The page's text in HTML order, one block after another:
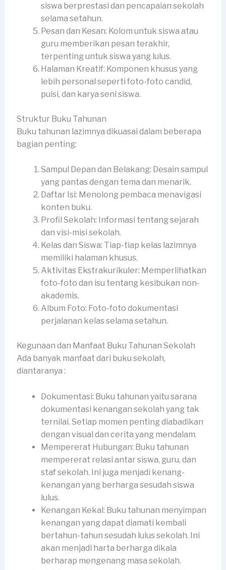
siswa berprestasi dan pencapaian sekolah
selama setahun.
Pesan dan Kesan: Kolom untuk siswa atau
guru memberikan pesan terakhir,
terpenting untuk siswa yang lulus.
Halaman Kreatif: Komponen khusus yang
lebih personal seperti foto-foto candid,
puisi, dan karya seni siswa.
Struktur Buku Tahunan
Buku tahunan lazimnya dikuasai dalam beberapa
bagian penting:
Sampul Depan dan Belakang: Desain sampul
yang pantas dengan tema dan menarik.
Daftar Isi: Menolong pembaca menavigasi
konten buku.
Profil Sekolah: Informasi tentang sejarah
dan visi-misi sekolah.
Kelas dan Siswa: Tiap-tiap kelas lazimnya
memiliki halaman khusus.
Aktivitas Ekstrakurikuler: Memperlihatkan
foto-foto dan isu tentang kesibukan non-
akademis.
Album Foto: Foto-foto dokumentasi
perjalanan kelas selama setahun.
Kegunaan dan Manfaat Buku Tahunan Sekolah
Ada banyak manfaat dari buku sekolah,
diantaranya :
Dokumentasi: Buku tahunan yaitu sarana
dokumentasi kenangan sekolah yang tak
ternilai. Setiap momen penting diabadikan
dengan visual dan cerita yang mendalam.
Mempererat Hubungan: Buku tahunan
mempererat relasi antar siswa, guru, dan
staf sekolah. Ini juga menjadi kenang-
kenangan yang berharga sesudah siswa
lulus.
Kenangan Kekal: Buku tahunan menyimpan
kenangan yang dapat diamati kembali
bertahun-tahun sesudah lulus sekolah. Ini
akan menjadi harta berharga dikala
berharap mengenang masa sekolah.